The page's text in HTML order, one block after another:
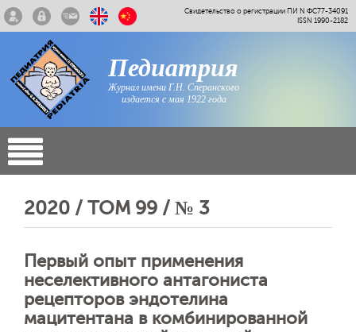
Свидетельство о регистрации ПИ N ФС77-34091
ISSN 1990-2182
Педиатрия
Журнал имени Г.Н. Сперанского
издается с мая 1922 года
2020 / ТОМ 99 / № 3
Первый опыт применения
неселективного антагониста
рецепторов эндотелина
мацитентана в комбинированной